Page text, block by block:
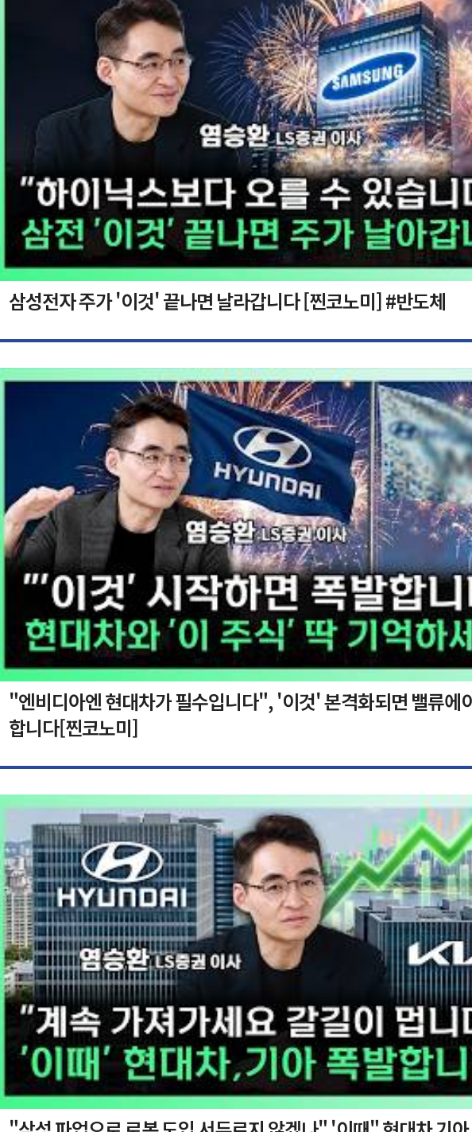
삼성전자 주가 '이것' 끝나면 날라갑니다 [찐코노미] #반도체
"엔비디아엔 현대차가 필수입니다", '이것' 본격화되면 밸류에
합니다[찐코노미]